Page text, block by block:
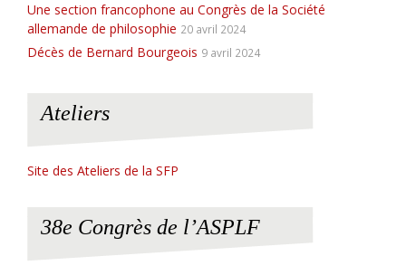
Une section francophone au Congrès de la Société
allemande de philosophie 20 avril 2024
Décès de Bernard Bourgeois 9 avril 2024
Ateliers
Site des Ateliers de la SFP
38e Congrès de l’ASPLF